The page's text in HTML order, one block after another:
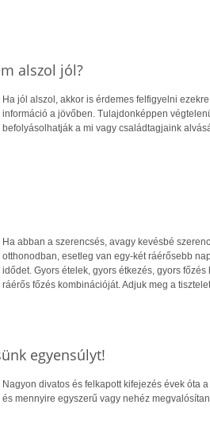
alszol jól?
Ha jól alszol, akkor is érdemes felfigyelni
információ a jövőben. Tulajdonképpen
befolyásolhatják a mi vagy családtagjaink
Ha abban a szerencsés, avagy kevésbé
otthonodban, esetleg van egy-két ráérősebb
idődet. Gyors ételek, gyors étkezés, gyors
ráérős főzés kombinációját. Adjuk meg a
egyensúlyt!
Nagyon divatos és felkapott kifejezés évek óta
és mennyire egyszerű vagy nehéz